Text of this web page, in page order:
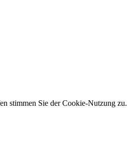
stimmen Sie der Cookie-Nutzung zu.